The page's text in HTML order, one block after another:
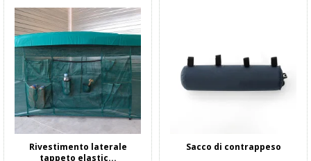
Rivestimento laterale
tappeto elastic...
Sacco di contrappeso